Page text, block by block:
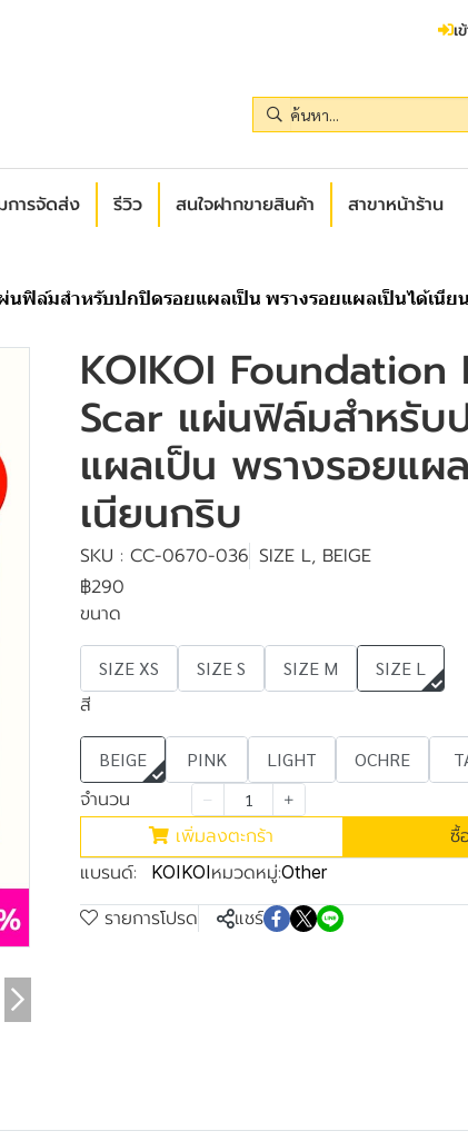
เ
ารจัดส่ง รีวิว สนใจฝากขายสินค้า สาขาหน้าร้าน
นฟิล์มสำหรับปกปิดรอยแผลเป็น พรางรอยแผลเป็นได้เนีย
KOIKOI Foundation
Scar แผ่นฟิล์มสำหรับ
แผลเป็น พรางรอยแผ
เนียนกริบ
SKU : CC-0670-036 SIZE L, BEIGE
฿290
ขนาด
SIZE XS SIZE S SIZE M SIZE L
สี
BEIGE PINK LIGHT OCHRE
จำนวน
เพิ่มลงตะกร้า
ซื้
แบรนด์:
KOIKOIหมวดหมู่:Other
รายการโปรด แชร์